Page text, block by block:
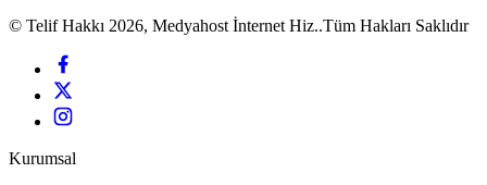
© Telif Hakkı 2026, Medyahost İnternet Hiz..Tüm Hakları Saklıdır
Kurumsal